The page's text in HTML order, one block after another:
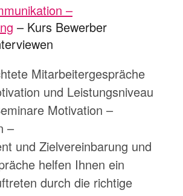
–
– Kurs Bewerber
Mitarbeitergespräche
und Leistungsniveau
Motivation –
–
und Zielvereinbarung und
helfen Ihnen ein
durch die richtige